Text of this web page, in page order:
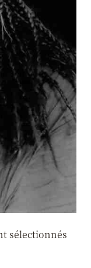
sélectionnés